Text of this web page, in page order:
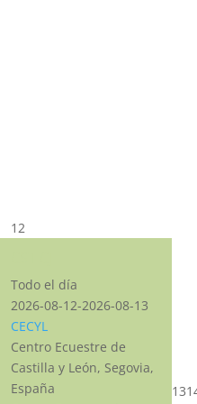
12
Todo el día
2026-08-12-2026-08-13
CECYL
Centro Ecuestre de
Castilla y León, Segovia,
España
13